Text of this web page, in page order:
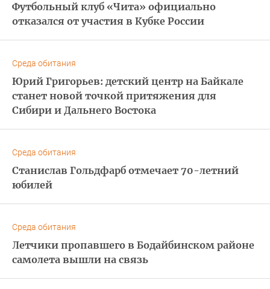
Футбольный клуб «Чита» официально
отказался от участия в Кубке России
Среда обитания
Юрий Григорьев: детский центр на Байкале
станет новой точкой притяжения для
Сибири и Дальнего Востока
Среда обитания
Станислав Гольдфарб отмечает 70-летний
юбилей
Среда обитания
Летчики пропавшего в Бодайбинском районе
самолета вышли на связь